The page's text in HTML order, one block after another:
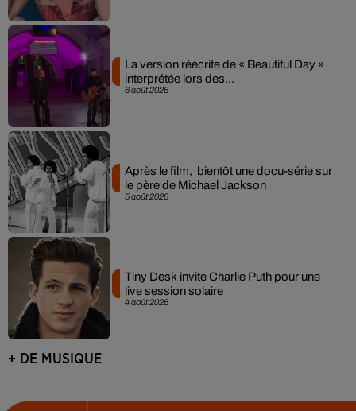
6 août 2026
La version réécrite de « Beautiful Day »
interprétée lors des...
5 août 2026
Après le film, bientôt une docu-série sur
le père de Michael Jackson
4 août 2026
Tiny Desk invite Charlie Puth pour une
live session solaire
+ DE MUSIQUE